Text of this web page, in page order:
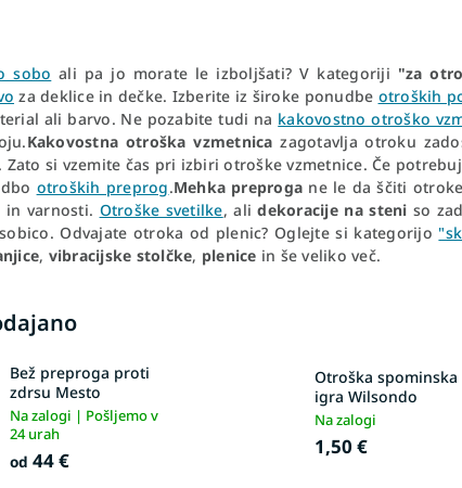
sobo ali pa jo morate le izboljšati? V kategoriji "za
za deklice in dečke. Izberite iz široke ponudbe otroških
ali barvo. Ne pozabite tudi na kakovostno otroško
Kakovostna otroška vzmetnica zagotavlja otroku
Zato si vzemite čas pri izbiri otroške vzmetnice. Če
otroških preprog.Mehka preproga ne le da ščiti
in varnosti. Otroške svetilke, alidekoracije na steni so
Odvajate otroka od plenic? Oglejte si kategorijo
, vibracijske stolčke, plenice in še veliko več.
Bež preproga proti
zdrsu Mesto
Na zalogi | Pošljemo v
24 urah
od 44 €
Otroška spominska
igra Wilsondo
Na zalogi
1,50 €